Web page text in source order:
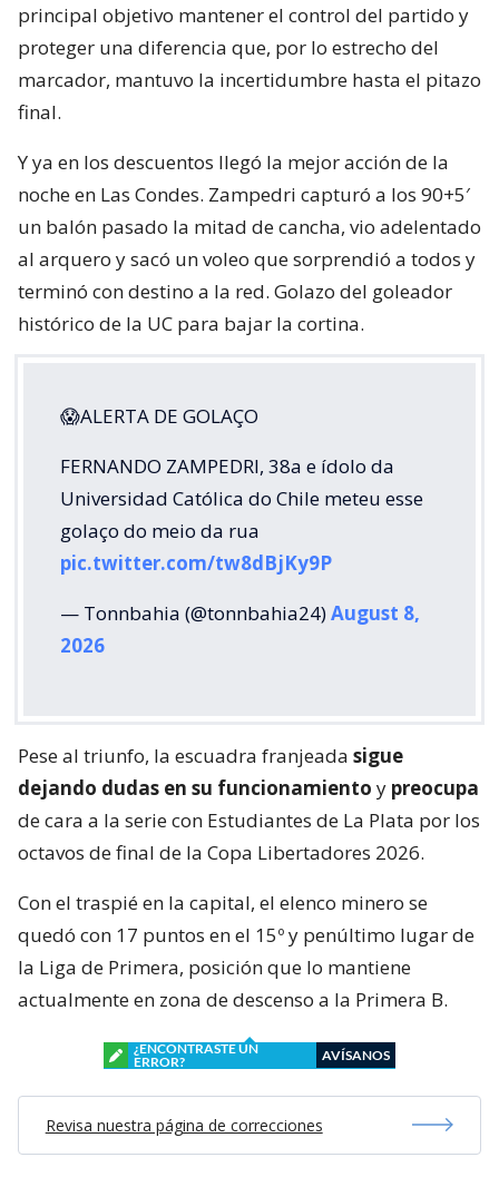
principal objetivo mantener el control del partido y
proteger una diferencia que, por lo estrecho del
marcador, mantuvo la incertidumbre hasta el pitazo
final.
Y ya en los descuentos llegó la mejor acción de la
noche en Las Condes. Zampedri capturó a los 90+5′
un balón pasado la mitad de cancha, vio adelentado
al arquero y sacó un voleo que sorprendió a todos y
terminó con destino a la red. Golazo del goleador
histórico de la UC para bajar la cortina.
😱ALERTA DE GOLAÇO
FERNANDO ZAMPEDRI, 38a e ídolo da
Universidad Católica do Chile meteu esse
golaço do meio da rua
pic.twitter.com/tw8dBjKy9P
— Tonnbahia (@tonnbahia24)August 8,
2026
Pese al triunfo, la escuadra franjeada sigue
dejando dudas en su funcionamiento y preocupa
de cara a la serie con Estudiantes de La Plata por los
octavos de final de la Copa Libertadores 2026.
Con el traspié en la capital, el elenco minero se
quedó con 17 puntos en el 15º y penúltimo lugar de
la Liga de Primera, posición que lo mantiene
actualmente en zona de descenso a la Primera B.
¿ENCONTRASTE UN
ERROR?
AVÍSANOS
Revisa nuestra página de correcciones